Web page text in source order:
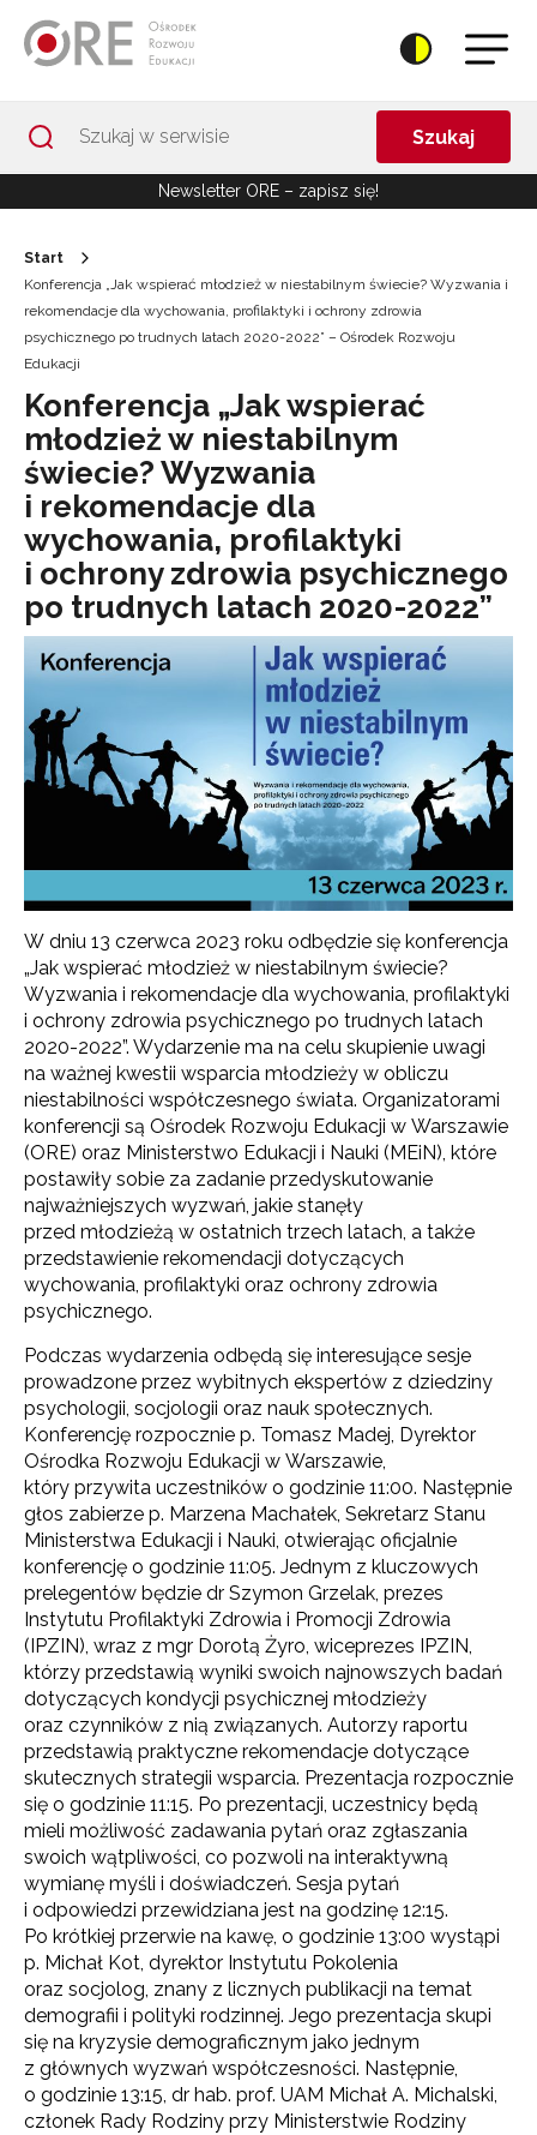
Szukaj
Newsletter ORE – zapisz się!
Start
Konferencja „Jak wspierać młodzież w niestabilnym świecie? Wyzwania i
rekomendacje dla wychowania, profilaktyki i ochrony zdrowia
psychicznego po trudnych latach 2020-2022” – Ośrodek Rozwoju
Edukacji
Konferencja „Jak wspierać
młodzież w niestabilnym
świecie? Wyzwania
i rekomendacje dla
wychowania, profilaktyki
i ochrony zdrowia psychicznego
po trudnych latach 2020-2022”
W dniu 13 czerwca 2023 roku odbędzie się konferencja
„Jak wspierać młodzież w niestabilnym świecie?
Wyzwania i rekomendacje dla wychowania, profilaktyki
i ochrony zdrowia psychicznego po trudnych latach
2020-2022”. Wydarzenie ma na celu skupienie uwagi
na ważnej kwestii wsparcia młodzieży w obliczu
niestabilności współczesnego świata. Organizatorami
konferencji są Ośrodek Rozwoju Edukacji w Warszawie
(ORE) oraz Ministerstwo Edukacji i Nauki (MEiN), które
postawiły sobie za zadanie przedyskutowanie
najważniejszych wyzwań, jakie stanęły
przed młodzieżą w ostatnich trzech latach, a także
przedstawienie rekomendacji dotyczących
wychowania, profilaktyki oraz ochrony zdrowia
psychicznego.
Podczas wydarzenia odbędą się interesujące sesje
prowadzone przez wybitnych ekspertów z dziedziny
psychologii, socjologii oraz nauk społecznych.
Konferencję rozpocznie p. Tomasz Madej, Dyrektor
Ośrodka Rozwoju Edukacji w Warszawie,
który przywita uczestników o godzinie 11:00. Następnie
głos zabierze p. Marzena Machałek, Sekretarz Stanu
Ministerstwa Edukacji i Nauki, otwierając oficjalnie
konferencję o godzinie 11:05. Jednym z kluczowych
prelegentów będzie dr Szymon Grzelak, prezes
Instytutu Profilaktyki Zdrowia i Promocji Zdrowia
(IPZIN), wraz z mgr Dorotą Żyro, wiceprezes IPZIN,
którzy przedstawią wyniki swoich najnowszych badań
dotyczących kondycji psychicznej młodzieży
oraz czynników z nią związanych. Autorzy raportu
przedstawią praktyczne rekomendacje dotyczące
skutecznych strategii wsparcia. Prezentacja rozpocznie
się o godzinie 11:15. Po prezentacji, uczestnicy będą
mieli możliwość zadawania pytań oraz zgłaszania
swoich wątpliwości, co pozwoli na interaktywną
wymianę myśli i doświadczeń. Sesja pytań
i odpowiedzi przewidziana jest na godzinę 12:15.
Po krótkiej przerwie na kawę, o godzinie 13:00 wystąpi
p. Michał Kot, dyrektor Instytutu Pokolenia
oraz socjolog, znany z licznych publikacji na temat
demografii i polityki rodzinnej. Jego prezentacja skupi
się na kryzysie demograficznym jako jednym
z głównych wyzwań współczesności. Następnie,
o godzinie 13:15, dr hab. prof. UAM Michał A. Michalski,
członek Rady Rodziny przy Ministerstwie Rodziny